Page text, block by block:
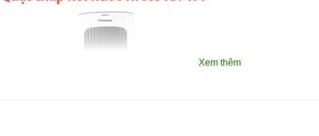
Xem thêm